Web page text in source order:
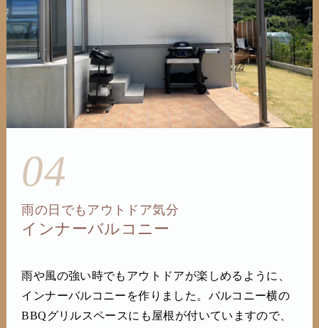
04
雨の日でもアウトドア気分
インナーバルコニー
雨や風の強い時でもアウトドアが楽しめるように、
インナーバルコニーを作りました。バルコニー横の
BBQグリルスペースにも屋根が付いていますので、